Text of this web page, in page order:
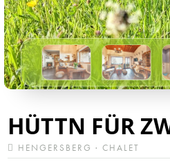
HÜTTN FÜR
HENGERSBERG · CHALET